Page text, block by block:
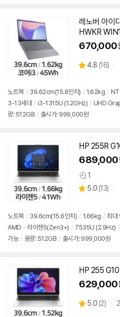
레노버 아이
HWKR
670,000
별
4.8 (상
뷰
16)
노트북 / 39.62cm(15.6인치) / 1.62kg /
3-13세대 / i3-1315U (1.2GHz) / UHD
량: 512GB / 출시가: 999,000원
HP 255R
689,000
상
품
1
별
5.0 (상
뷰
13)
노트북 / 39.6cm(15.6인치) / 1.66kg / 최대
AMD / 라이젠5(Zen3+) / 7535U (2.9Hz) /
가능 / 용량: 512GB / 출시가: 999,000원
HP 255
629,000
별
5.0 (상
2)